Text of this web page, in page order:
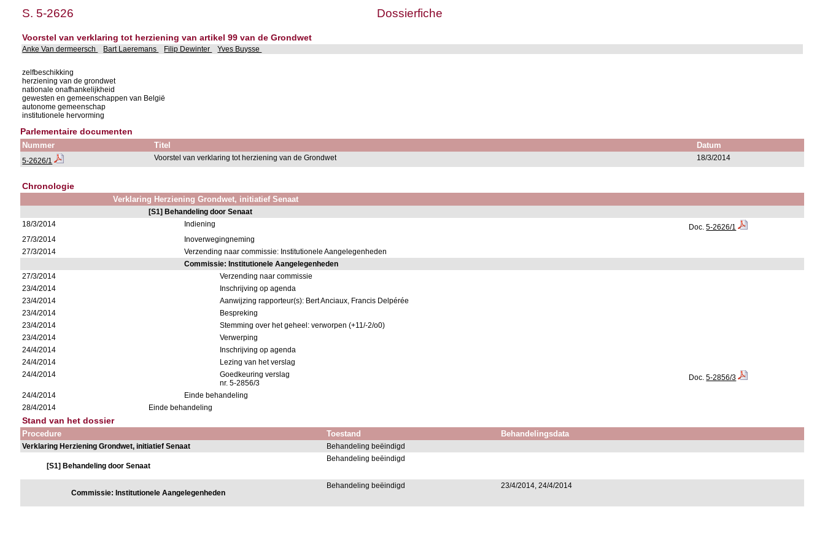
S. 5-2626 Dossierfiche
Voorstel van verklaring tot herziening van artikel 99 van de Grondwet
Anke Van dermeersch Bart Laeremans Filip Dewinter Yves Buysse
zelfbeschikking
herziening van de grondwet
nationale onafhankelijkheid
gewesten en gemeenschappen van België
autonome gemeenschap
institutionele hervorming
Parlementaire documenten
Nummer Titel Datum
5-2626/1 Voorstel van verklaring tot herziening van de Grondwet 18/3/2014
Chronologie
Verklaring Herziening Grondwet, initiatief Senaat
[S1] Behandeling door Senaat
18/3/2014
Indiening Doc.5-2626/1
27/3/2014
Inoverwegingneming
27/3/2014
Verzending naar commissie: Institutionele Aangelegenheden
Commissie: Institutionele Aangelegenheden
27/3/2014
Verzending naar commissie
23/4/2014
Inschrijving op agenda
23/4/2014
Aanwijzing rapporteur(s): Bert Anciaux, Francis Delpérée
23/4/2014
Bespreking
23/4/2014
Stemming over het geheel: verworpen (+11/-2/o0)
23/4/2014
Verwerping
24/4/2014
Inschrijving op agenda
24/4/2014
Lezing van het verslag
24/4/2014
Goedkeuring verslag
nr. 5-2856/3
Doc.5-2856/3
24/4/2014
Einde behandeling
28/4/2014
Einde behandeling
Stand van het dossier
Procedure Toestand Behandelingsdata
Verklaring Herziening Grondwet, initiatief Senaat Behandeling beëindigd
[S1] Behandeling door Senaat
Behandeling beëindigd
Commissie: Institutionele Aangelegenheden
Behandeling beëindigd 23/4/2014, 24/4/2014